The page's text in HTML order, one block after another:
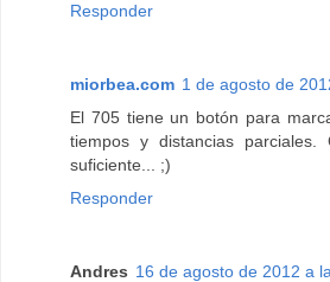
Responder
miorbea.com 1 de agosto de
El 705 tiene un botón para
tiempos y distancias
suficiente... ;)
Responder
Andres 16 de agosto de 2012 a